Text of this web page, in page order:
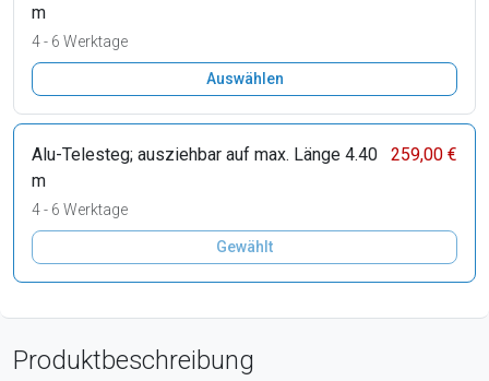
m
4 - 6 Werktage
Auswählen
Alu-Telesteg; ausziehbar auf max. Länge 4.40
m
259,00 €
4 - 6 Werktage
Gewählt
Produktbeschreibung